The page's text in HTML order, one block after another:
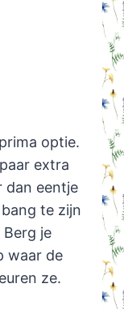
optie.
extra
dan eentje
te zijn
je
waar de
ze.